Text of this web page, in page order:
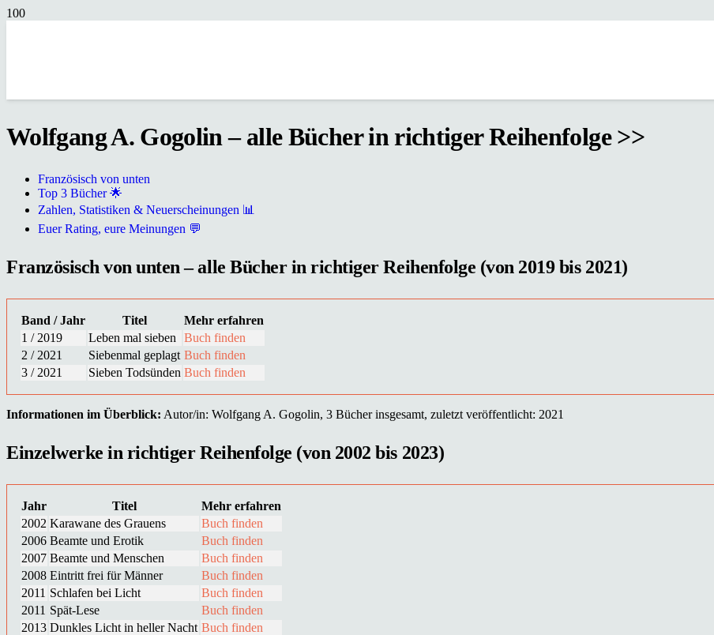
Wolfgang A. Gogolin – alle Bücher in richtiger Reihenfolge >>
Französisch von unten
Top 3 Bücher 🌟
Zahlen, Statistiken & Neuerscheinungen 📊
Euer Rating, eure Meinungen 💬
Französisch von unten – alle Bücher in richtiger Reihenfolge (von 2019 bis 2021)
Band / Jahr Titel
Mehr erfahren
1 / 2019
Leben mal sieben
Buch finden
2 / 2021
Siebenmal geplagt Buch finden
3 / 2021
Sieben Todsünden Buch finden
Informationen im Überblick: Autor/in: Wolfgang A. Gogolin, 3 Bücher insgesamt, zuletzt veröffentlicht: 2021
Einzelwerke in richtiger Reihenfolge (von 2002 bis 2023)
Jahr Titel
Mehr erfahren
2002 Karawane des Grauens
Buch finden
2006 Beamte und Erotik
Buch finden
2007 Beamte und Menschen
Buch finden
2008 Eintritt frei für Männer
Buch finden
2011 Schlafen bei Licht
Buch finden
2011 Spät-Lese
Buch finden
2013 Dunkles Licht in heller Nacht Buch finden